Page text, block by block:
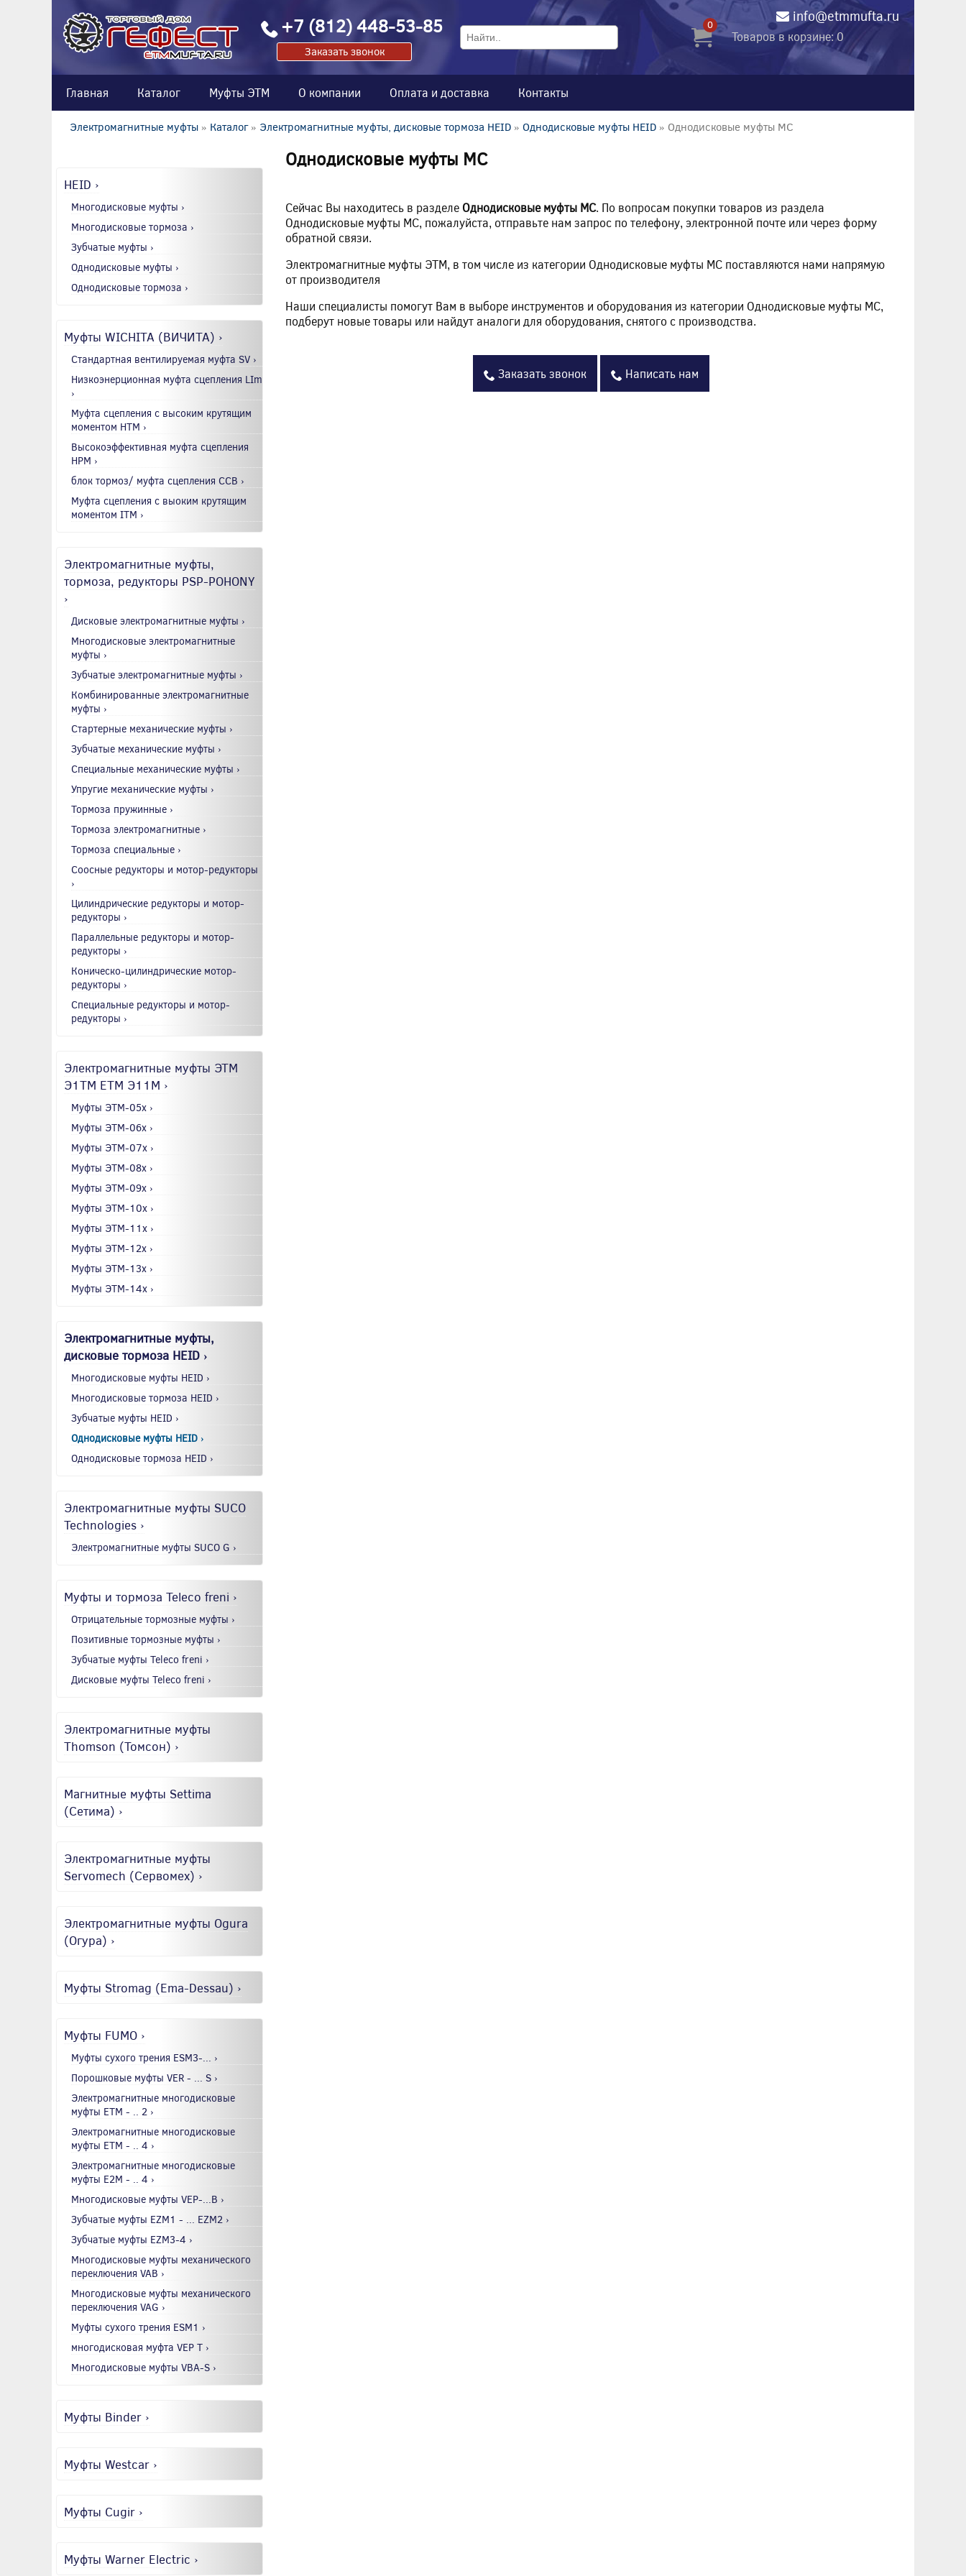
info@etmmufta.ru
+7 (812) 448-53-85
Заказать звонок
0
Товаров в корзине: 0
Главная Каталог Муфты ЭТМ О компании Оплата и доставка Контакты
Электромагнитные муфты » Каталог» Электромагнитные муфты, дисковые тормоза HEID » Однодисковые муфты HEID » Однодисковые муфты MC
HEID ›
Многодисковые муфты ›
Многодисковые тормоза ›
Зубчатые муфты ›
Однодисковые муфты ›
Однодисковые тормоза ›
Муфты WICHITA (ВИЧИТА) ›
Стандартная вентилируемая муфта SV ›
Низкоэнерционная муфта сцепления LIm
›
Муфта сцепления с высоким крутящим
моментом HTM ›
Высокоэффективная муфта сцепления
HPM ›
блок тормоз/ муфта сцепления CCB ›
Муфта сцепления с выоким крутящим
моментом ITM ›
Электромагнитные муфты,
тормоза, редукторы PSP-POHONY
›
Дисковые электромагнитные муфты ›
Многодисковые электромагнитные
муфты ›
Зубчатые электромагнитные муфты ›
Комбинированные электромагнитные
муфты ›
Стартерные механические муфты ›
Зубчатые механические муфты ›
Специальные механические муфты ›
Упругие механические муфты ›
Тормоза пружинные ›
Тормоза электромагнитные ›
Тормоза специальные ›
Соосные редукторы и мотор-редукторы
›
Цилиндрические редукторы и мотор-
редукторы ›
Параллельные редукторы и мотор-
редукторы ›
Коническо-цилиндрические мотор-
редукторы ›
Специальные редукторы и мотор-
редукторы ›
Электромагнитные муфты ЭТМ
Э1ТМ ETM Э11М ›
Муфты ЭТМ-05x ›
Муфты ЭТМ-06x ›
Муфты ЭТМ-07x ›
Муфты ЭТМ-08x ›
Муфты ЭТМ-09x ›
Муфты ЭТМ-10x ›
Муфты ЭТМ-11x ›
Муфты ЭТМ-12x ›
Муфты ЭТМ-13x ›
Муфты ЭТМ-14x ›
Электромагнитные муфты,
дисковые тормоза HEID ›
Многодисковые муфты HEID ›
Многодисковые тормоза HEID ›
Зубчатые муфты HEID ›
Однодисковые муфты HEID ›
Однодисковые тормоза HEID ›
Электромагнитные муфты SUCO
Technologies ›
Электромагнитные муфты SUCO G ›
Муфты и тормоза Teleco freni ›
Отрицательные тормозные муфты ›
Позитивные тормозные муфты ›
Зубчатые муфты Teleco freni ›
Дисковые муфты Teleco freni ›
Электромагнитные муфты
Thomson (Томсон) ›
Магнитные муфты Settima
(Сетима) ›
Электромагнитные муфты
Servomech (Сервомех) ›
Электромагнитные муфты Ogura
(Огура) ›
Муфты Stromag (Ema-Dessau) ›
Муфты FUMO ›
Муфты сухого трения ESM3-... ›
Порошковые муфты VER - ... S ›
Электромагнитные многодисковые
муфты EТМ - .. 2 ›
Электромагнитные многодисковые
муфты EТМ - .. 4 ›
Электромагнитные многодисковые
муфты E2М - .. 4 ›
Многодисковые муфты VEP-...B ›
Зубчатые муфты EZM1 - ... EZM2 ›
Зубчатые муфты EZM3-4 ›
Многодисковые муфты механического
переключения VAB ›
Многодисковые муфты механического
переключения VAG ›
Муфты сухого трения ESM1 ›
многодисковая муфта VEP T ›
Многодисковые муфты VBA-S ›
Муфты Binder ›
Муфты Westcar ›
Муфты Cugir ›
Муфты Warner Electric ›
Однодисковые муфты MC
Сейчас Вы находитесь в разделе Однодисковые муфты MC. По вопросам покупки товаров из раздела
Однодисковые муфты MC, пожалуйста, отправьте нам запрос по телефону, электронной почте или через форму
обратной связи.
Электромагнитные муфты ЭТМ, в том числе из категории Однодисковые муфты MC поставляются нами напрямую
от производителя
Наши специалисты помогут Вам в выборе инструментов и оборудования из категории Однодисковые муфты MC,
подберут новые товары или найдут аналоги для оборудования, снятого с производства.
Заказать звонок Написать нам